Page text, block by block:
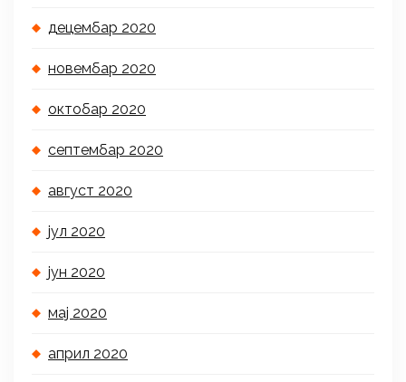
децембар 2020
новембар 2020
октобар 2020
септембар 2020
август 2020
јул 2020
јун 2020
мај 2020
април 2020